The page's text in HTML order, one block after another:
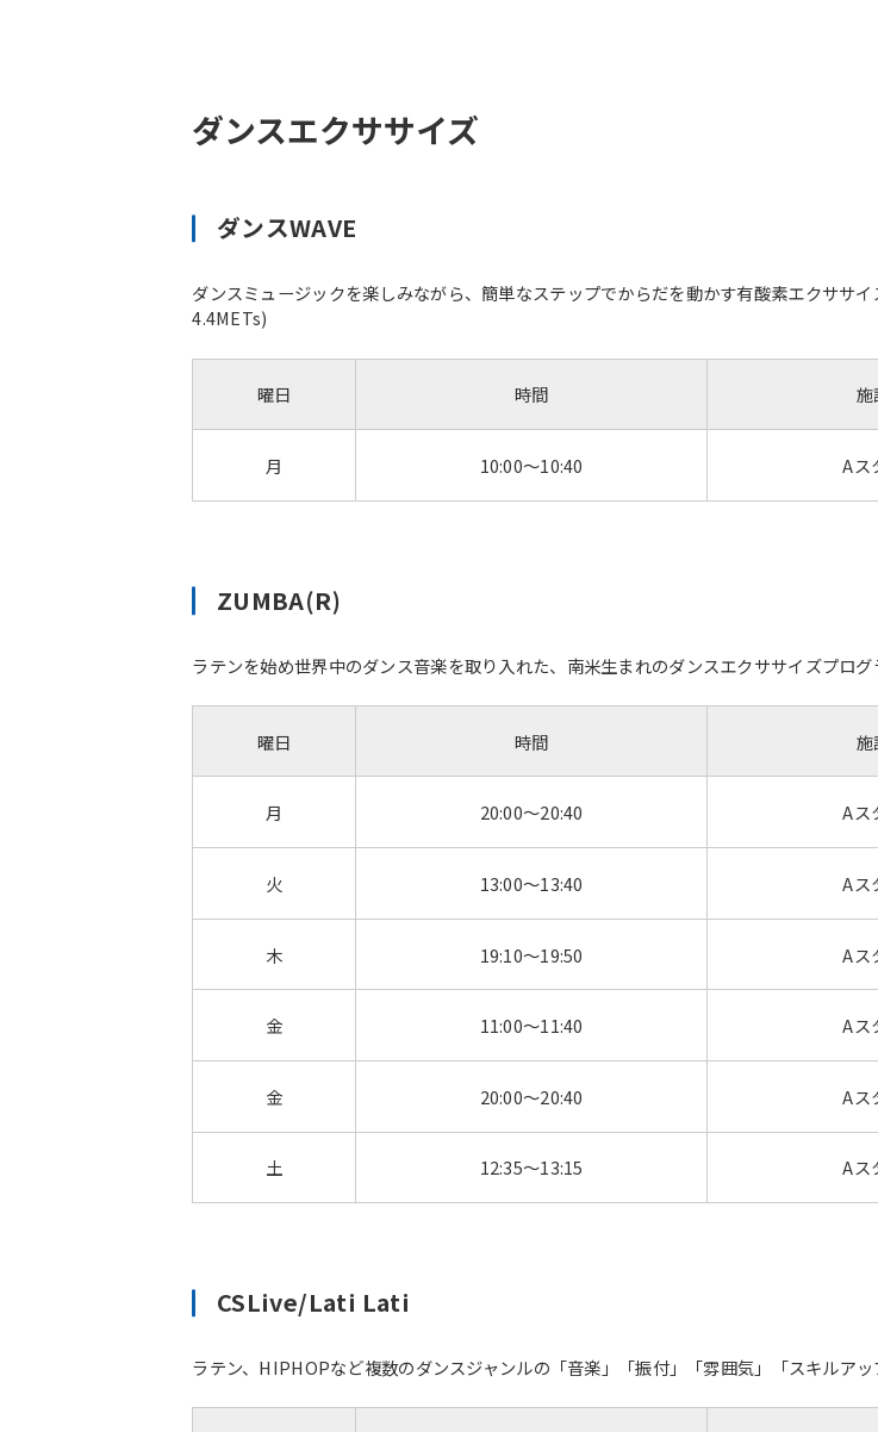
ダンスエクササイズ
ダンスWAVE
ダンスミュージックを楽しみながら、簡単なステップでからだを動かす有酸素エクササ
4.4METs)
曜日
月
時間
10:00～10:40
施
Aス
ZUMBA(R)
ラテンを始め世界中のダンス音楽を取り入れた、南米生まれのダンスエクササイズプロ
曜日
月
時間
20:00～20:40
施
Aス
火 13:00～13:40 Aス
木 19:10～19:50 Aス
金 11:00～11:40 Aス
金 20:00～20:40 Aス
土 12:35～13:15 Aス
CSLive/Lati Lati
ラテン、HIPHOPなど複数のダンスジャンルの「音楽」「振付」「雰囲気」「スキルア